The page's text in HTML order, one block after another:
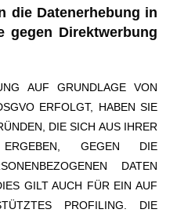
die Datenerhebung in
gegen Direktwerbung
AUF GRUNDLAGE VON
ERFOLGT, HABEN SIE
DIE SICH AUS IHRER
ERGEBEN, GEGEN DIE
DATEN
GILT AUCH FÜR EIN AUF
PROFILING. DIE